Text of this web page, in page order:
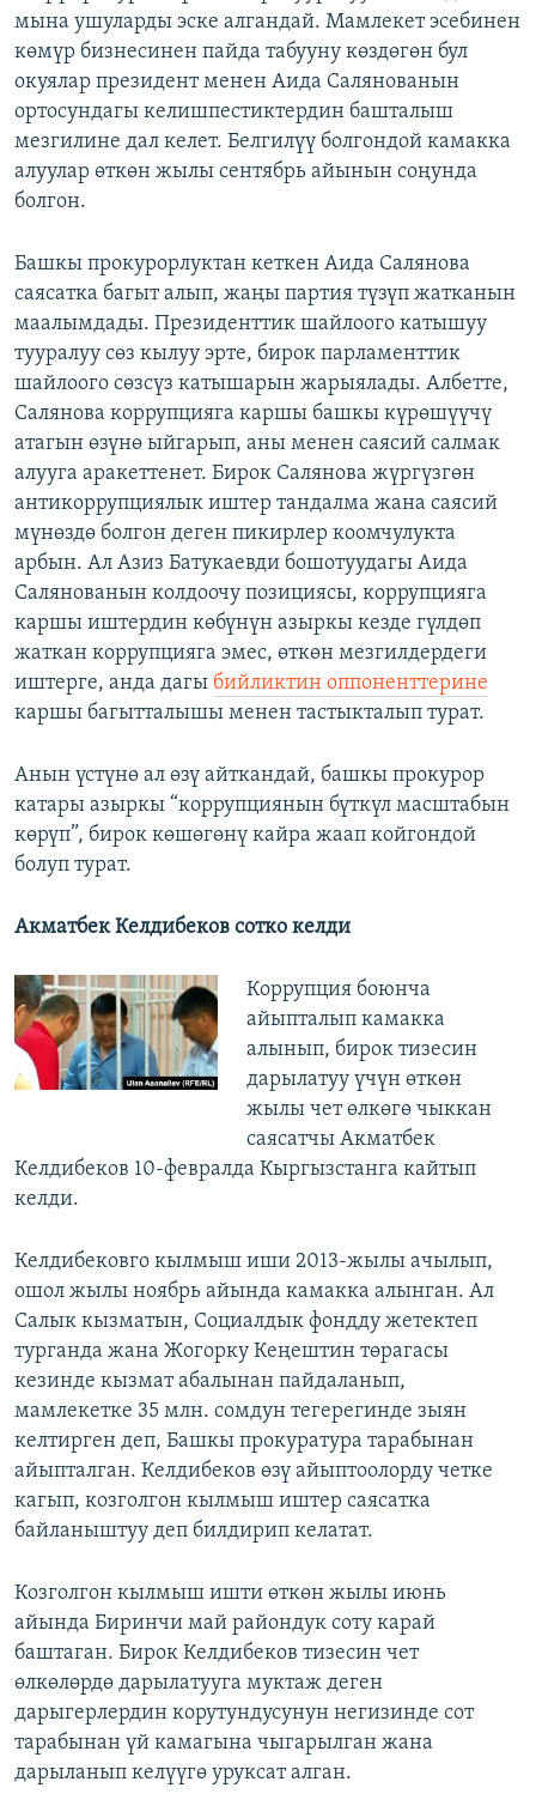
мына ушуларды эске алгандай. Мамлекет эсебинен
көмүр бизнесинен пайда табууну көздөгөн бул
окуялар президент менен Аида Салянованын
ортосундагы келишпестиктердин башталыш
мезгилине дал келет. Белгилүү болгондой камакка
алуулар өткөн жылы сентябрь айынын соңунда
болгон.
Башкы прокурорлуктан кеткен Аида Салянова
саясатка багыт алып, жаңы партия түзүп жатканын
маалымдады. Президенттик шайлоого катышуу
тууралуу сөз кылуу эрте, бирок парламенттик
шайлоого сөзсүз катышарын жарыялады. Албетте,
Салянова коррупцияга каршы башкы күрөшүүчү
атагын өзүнө ыйгарып, аны менен саясий салмак
алууга аракеттенет. Бирок Салянова жүргүзгөн
антикоррупциялык иштер тандалма жана саясий
мүнөздө болгон деген пикирлер коомчулукта
арбын. Ал Азиз Батукаевди бошотуудагы Аида
Салянованын колдоочу позициясы, коррупцияга
каршы иштердин көбүнүн азыркы кезде гүлдөп
жаткан коррупцияга эмес, өткөн мезгилдердеги
иштерге, анда дагы бийликтин оппоненттерине
каршы багытталышы менен тастыкталып турат.
Анын үстүнө ал өзү айткандай, башкы прокурор
катары азыркы “коррупциянын бүткүл масштабын
көрүп”, бирок көшөгөнү кайра жаап койгондой
болуп турат.
Акматбек Келдибеков сотко келди
Коррупция боюнча
айыпталып камакка
алынып, бирок тизесин
дарылатуу үчүн өткөн
жылы чет өлкөгө чыккан
саясатчы Акматбек
Келдибеков 10-февралда Кыргызстанга кайтып
келди.
Келдибековго кылмыш иши 2013-жылы ачылып,
ошол жылы ноябрь айында камакка алынган. Ал
Салык кызматын, Социалдык фондду жетектеп
турганда жана Жогорку Кеңештин төрагасы
кезинде кызмат абалынан пайдаланып,
мамлекетке 35 млн. сомдун тегерегинде зыян
келтирген деп, Башкы прокуратура тарабынан
айыпталган. Келдибеков өзү айыптоолорду четке
кагып, козголгон кылмыш иштер саясатка
байланыштуу деп билдирип келатат.
Козголгон кылмыш ишти өткөн жылы июнь
айында Биринчи май райондук соту карай
баштаган. Бирок Келдибеков тизесин чет
өлкөлөрдө дарылатууга муктаж деген
дарыгерлердин корутундусунун негизинде сот
тарабынан үй камагына чыгарылган жана
дарыланып келүүгө уруксат алган.